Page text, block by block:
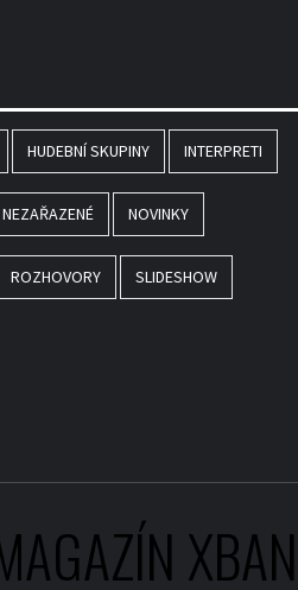
HUDEBNÍ SKUPINY INTERPRETI
NEZAŘAZENÉ NOVINKY
ROZHOVORY SLIDESHOW